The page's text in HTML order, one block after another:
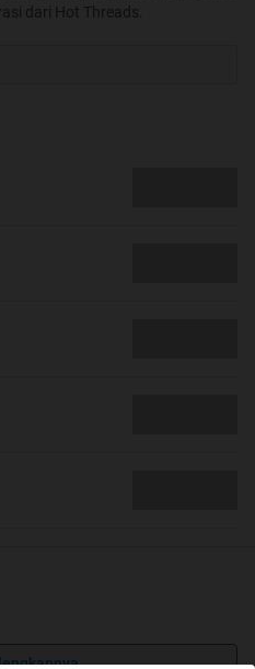
dari Hot Threads.